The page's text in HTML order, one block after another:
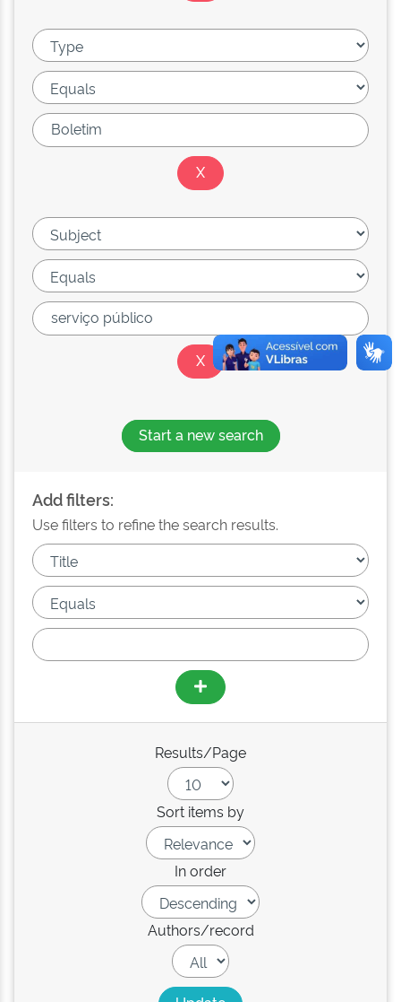
Start a new search
Add filters:
Use filters to refine the search results.
Results/Page
Sort items by
In order
Authors/record